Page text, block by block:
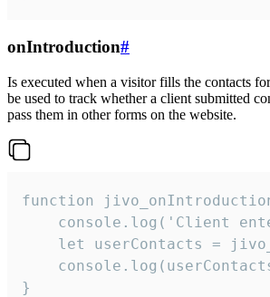
onIntroduction#
Is executed when a visitor fills the contacts
be used to track whether a client submitted
pass them in other forms on the website.
function
console.log('Client
let userContacts =
}